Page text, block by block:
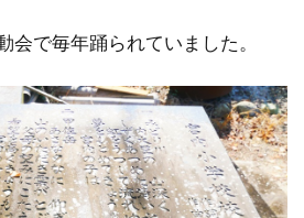
会で毎年踊られていました。